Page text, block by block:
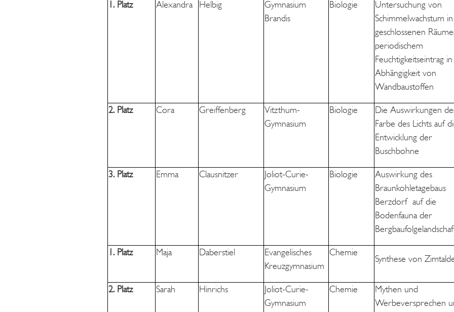
1. Platz Alexandra Helbig
Gymnasium
Brandis
Biologie
Untersuchung von
Schimmelwachstum in
geschlossenen
periodischem
Feuchtigkeitseintrag in
Abhängigkeit von
Wandbaustoffen
2. Platz Cora Greiffenberg
Vitzthum-
Gymnasium
Biologie
Die Auswirkungen
Farbe des Lichts auf
Entwicklung der
Buschbohne
3. Platz Emma Clausnitzer
Joliot-Curie-
Gymnasium
Biologie
Auswirkung des
Braunkohletagebaus
Berzdorf auf die
Bodenfauna der
1. Platz Maja Daberstiel
Evangelisches
Kreuzgymnasium
Chemie
Synthese von
2. Platz Sarah Hinrichs
Joliot-Curie-
Gymnasium
Chemie
Mythen und
Werbeversprechen